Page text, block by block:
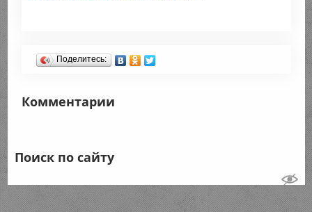
Поделитесь:
Комментарии
Поиск по сайту